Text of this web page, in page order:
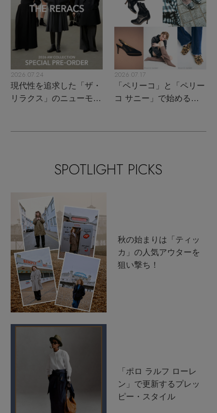
2026.07.24
現代性を追求した「ザ・
リラクス」のニューモダ
2026.07.17
「ペリーコ」と「ペリー
コ サニー」で始める秋
SPOTLIGHT PICKS
秋の始まりは「ティッ
カ」の人気アウターを
狙い撃ち！
「ポロ ラルフ ローレ
ン」で更新するプレッ
ピー・スタイル